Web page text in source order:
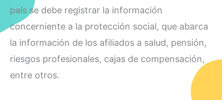
país se debe registrar la información
concerniente a la protección social, que abarca
la información de los afiliados a salud, pensión,
riesgos profesionales, cajas de compensación,
entre otros.